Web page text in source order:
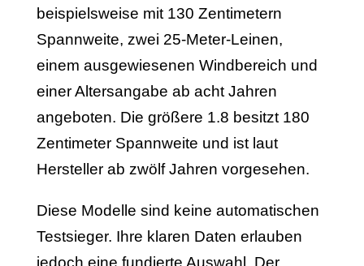
beispielsweise mit 130 Zentimetern
Spannweite, zwei 25-Meter-Leinen,
einem ausgewiesenen Windbereich und
einer Altersangabe ab acht Jahren
angeboten. Die größere 1.8 besitzt 180
Zentimeter Spannweite und ist laut
Hersteller ab zwölf Jahren vorgesehen.
Diese Modelle sind keine automatischen
Testsieger. Ihre klaren Daten erlauben